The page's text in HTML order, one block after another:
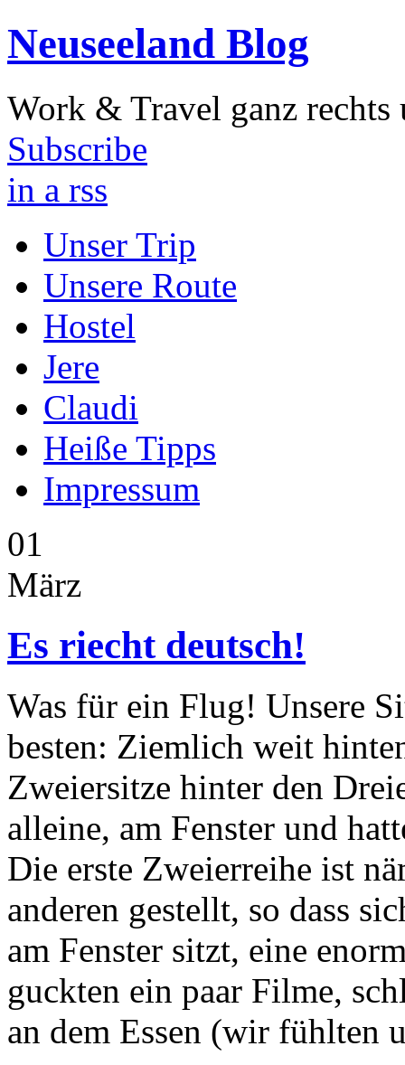
Neuseeland Blog
Work & Travel ganz rechts
Subscribe
in a rss
Unser Trip
Unsere Route
Hostel
Jere
Claudi
Heiße Tipps
Impressum
01
März
Es riecht deutsch!
Was für ein Flug! Unsere
besten: Ziemlich weit
Zweiersitze hinter den
alleine, am Fenster und
Die erste Zweierreihe ist
anderen gestellt, so dass
am Fenster sitzt, eine
guckten ein paar Filme,
an dem Essen (wir fühlten